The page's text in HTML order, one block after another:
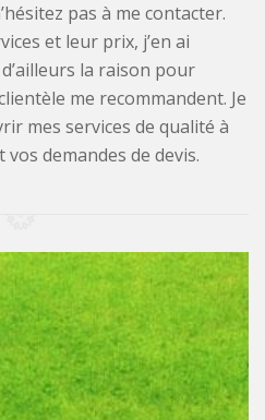
pas à me contacter.
et leur prix, j’en ai
la raison pour
me recommandent. Je
mes services de qualité à
demandes de devis.